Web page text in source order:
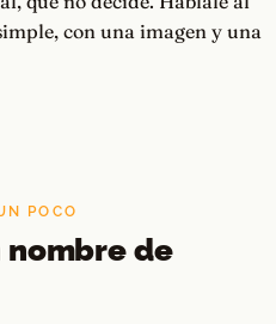
con una imagen y una
POCO
nombre de